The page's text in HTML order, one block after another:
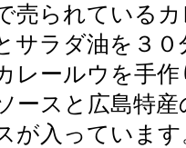
売られているカ
サラダ油を３
レールウを手
ースと広島特
が入っていま